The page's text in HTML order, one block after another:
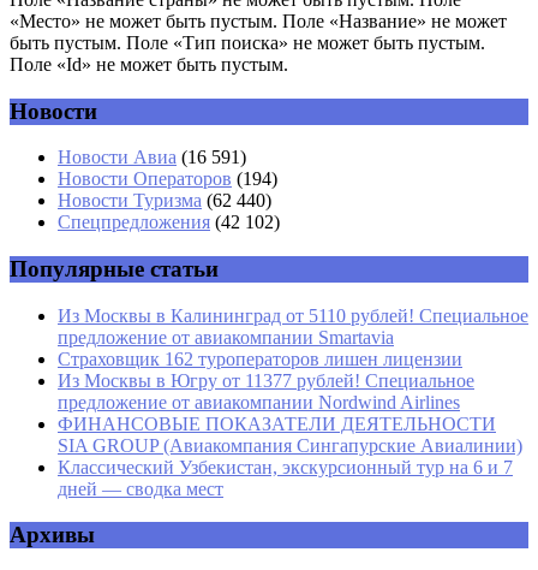
Имя *
Email*
«Место» не может быть пустым. Поле «Название» не может
быть пустым. Поле «Тип поиска» не может быть пустым.
Поле «Id» не может быть пустым.
Новости
Новости Авиа (16 591)
Новости Операторов (194)
Новости Туризма (62 440)
Спецпредложения (42 102)
Популярные статьи
Из Москвы в Калининград от 5110 рублей! Специальное
предложение от авиакомпании Smartavia
Страховщик 162 туроператоров лишен лицензии
Из Москвы в Югру от 11377 рублей! Специальное
предложение от авиакомпании Nordwind Airlines
ФИНАНСОВЫЕ ПОКАЗАТЕЛИ ДЕЯТЕЛЬНОСТИ
SIA GROUP (Авиакомпания Сингапурские Авиалинии)
Классический Узбекистан, экскурсионный тур на 6 и 7
дней — сводка мест
Архивы